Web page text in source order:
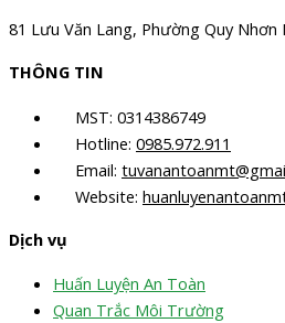
81 Lưu Văn Lang, Phường Quy Nhơn
THÔNG TIN
MST: 0314386749
Hotline: 0985.972.911
Email:
Website:
Dịch vụ
Huấn Luyện An Toàn
Quan Trắc Môi Trường